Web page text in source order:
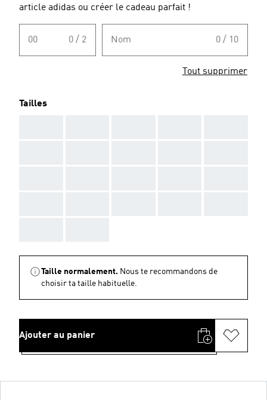
article adidas ou créer le cadeau parfait !
00 0 / 2 Nom 0 / 10
Tout supprimer
Tailles
Taille normalement. Nous te recommandons de
choisir ta taille habituelle.
Ajouter au panier